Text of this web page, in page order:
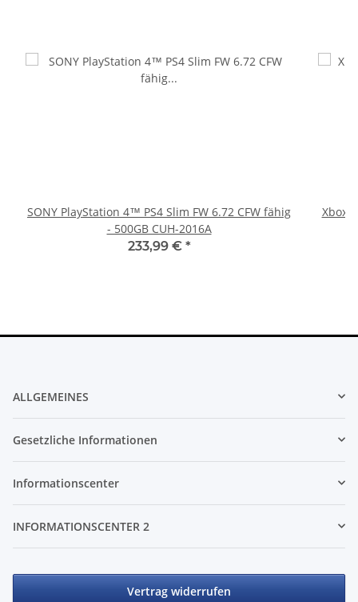
SONY PlayStation 4™ PS4 Slim FW 6.72 CFW fähig
- 500GB CUH-2016A
233,99 € *
Xbox
ALLGEMEINES
Gesetzliche Informationen
Informationscenter
INFORMATIONSCENTER 2
Vertrag widerrufen